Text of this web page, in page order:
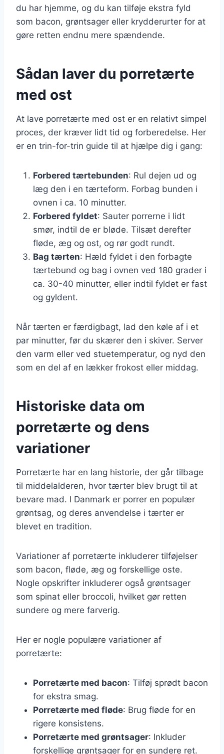
du har hjemme, og du kan tilføje ekstra fyld
som bacon, grøntsager eller krydderurter for at
gøre retten endnu mere spændende.
Sådan laver du porretærte
med ost
At lave porretærte med ost er en relativt simpel
proces, der kræver lidt tid og forberedelse. Her
er en trin-for-trin guide til at hjælpe dig i gang:
Forbered tærtebunden: Rul dejen ud og
læg den i en tærteform. Forbag bunden i
ovnen i ca. 10 minutter.
Forbered fyldet: Sauter porrerne i lidt
smør, indtil de er bløde. Tilsæt derefter
fløde, æg og ost, og rør godt rundt.
Bag tærten: Hæld fyldet i den forbagte
tærtebund og bag i ovnen ved 180 grader i
ca. 30-40 minutter, eller indtil fyldet er fast
og gyldent.
Når tærten er færdigbagt, lad den køle af i et
par minutter, før du skærer den i skiver. Server
den varm eller ved stuetemperatur, og nyd den
som en del af en lækker frokost eller middag.
Historiske data om
porretærte og dens
variationer
Porretærte har en lang historie, der går tilbage
til middelalderen, hvor tærter blev brugt til at
bevare mad. I Danmark er porrer en populær
grøntsag, og deres anvendelse i tærter er
blevet en tradition.
Variationer af porretærte inkluderer tilføjelser
som bacon, fløde, æg og forskellige oste.
Nogle opskrifter inkluderer også grøntsager
som spinat eller broccoli, hvilket gør retten
sundere og mere farverig.
Her er nogle populære variationer af
porretærte:
Porretærte med bacon: Tilføj sprødt bacon
for ekstra smag.
Porretærte med fløde: Brug fløde for en
rigere konsistens.
Porretærte med grøntsager: Inkluder
forskellige grøntsager for en sundere ret.